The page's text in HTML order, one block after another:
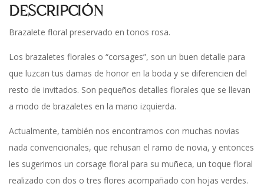
DESCRIPCIÓN
Brazalete floral preservado en tonos rosa.
Los brazaletes florales o “corsages”, son un buen detalle para
que luzcan tus damas de honor en la boda y se diferencien del
resto de invitados. Son pequeños detalles florales que se llevan
a modo de brazaletes en la mano izquierda.
Actualmente, también nos encontramos con muchas novias
nada convencionales, que rehusan el ramo de novia, y entonces
les sugerimos un corsage floral para su muñeca, un toque floral
realizado con dos o tres flores acompañado con hojas verdes.